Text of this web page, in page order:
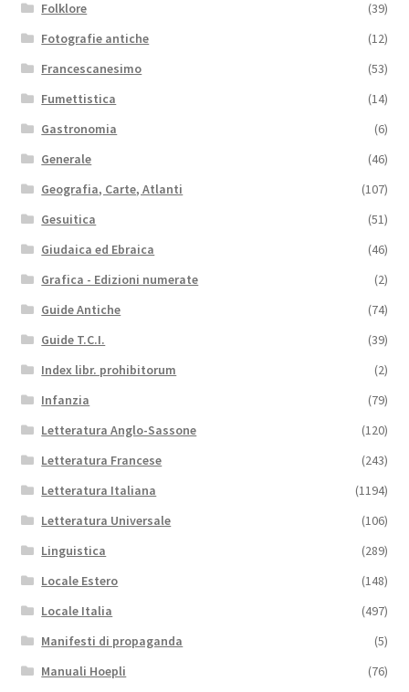
Folklore
(39)
Fotografie antiche
(12)
Francescanesimo
(53)
Fumettistica
(14)
Gastronomia
(6)
Generale
(46)
Geografia, Carte, Atlanti
(107)
Gesuitica
(51)
Giudaica ed Ebraica
(46)
Grafica - Edizioni numerate
(2)
Guide Antiche
(74)
Guide T.C.I.
(39)
Index libr. prohibitorum
(2)
Infanzia
(79)
Letteratura Anglo-Sassone
(120)
Letteratura Francese
(243)
Letteratura Italiana
(1194)
Letteratura Universale
(106)
Linguistica
(289)
Locale Estero
(148)
Locale Italia
(497)
Manifesti di propaganda
(5)
Manuali Hoepli
(76)